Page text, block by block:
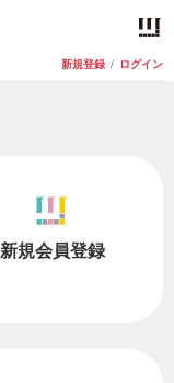
新規登録 / ログイン
新規会員登録